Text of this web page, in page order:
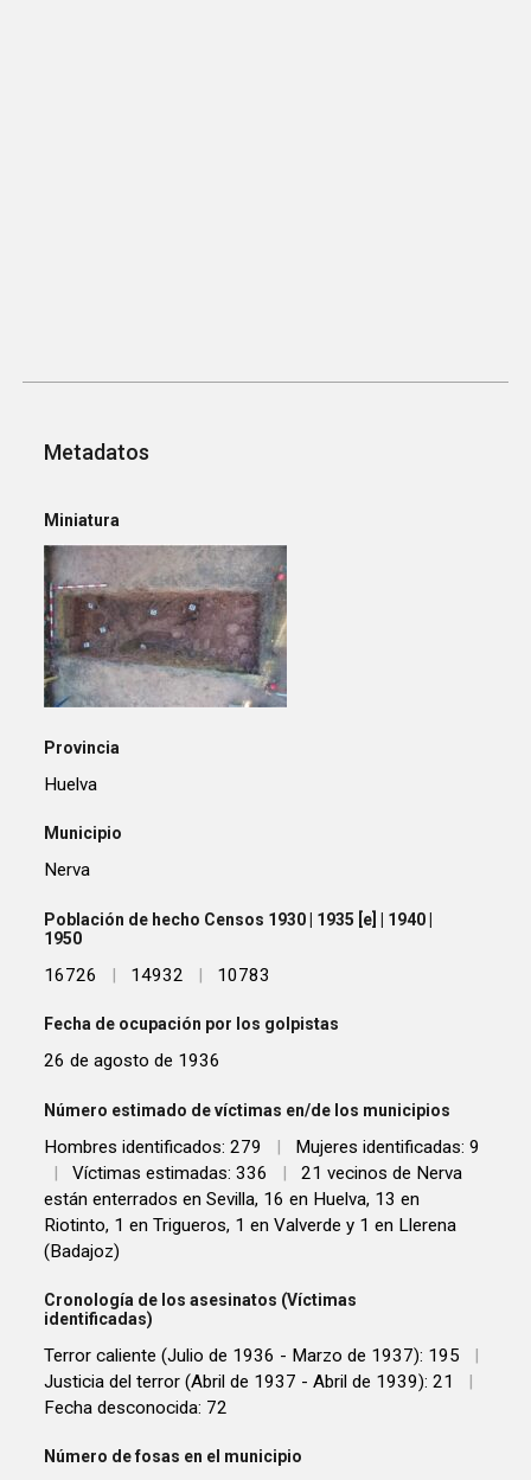
Metadatos
Miniatura
Provincia
Huelva
Municipio
Nerva
Población de hecho Censos 1930 | 1935 [e] | 1940 |
1950
16726 | 14932 | 10783
Fecha de ocupación por los golpistas
26 de agosto de 1936
Número estimado de víctimas en/de los municipios
Hombres identificados: 279 |
Mujeres identificadas: 9
|
Víctimas estimadas: 336 |
21 vecinos de Nerva
están enterrados en Sevilla, 16 en Huelva, 13 en
Riotinto, 1 en Trigueros, 1 en Valverde y 1 en Llerena
(Badajoz)
Cronología de los asesinatos (Víctimas
identificadas)
Terror caliente (Julio de 1936 - Marzo de 1937): 195
|
Justicia del terror (Abril de 1937 - Abril de 1939): 21
|
Fecha desconocida: 72
Número de fosas en el municipio